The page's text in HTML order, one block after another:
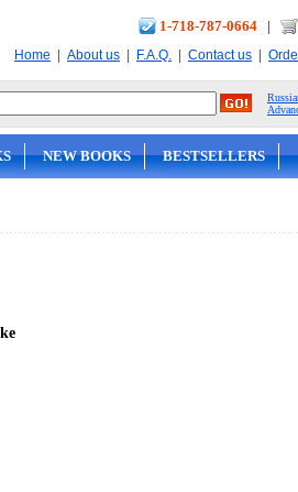
1-718-787-0664 |
Home | About us | F.A.Q. | Contact us |
NEW BOOKS BESTSELLERS